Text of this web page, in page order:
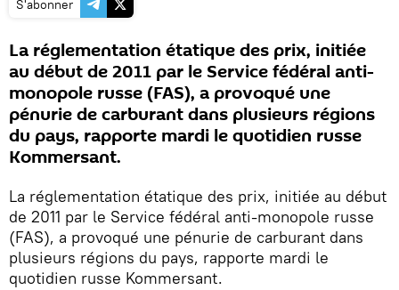
S'abonner
La réglementation étatique des prix, initiée
au début de 2011 par le Service fédéral anti-
monopole russe (FAS), a provoqué une
pénurie de carburant dans plusieurs régions
du pays, rapporte mardi le quotidien russe
Kommersant.
La réglementation étatique des prix, initiée au début
de 2011 par le Service fédéral anti-monopole russe
(FAS), a provoqué une pénurie de carburant dans
plusieurs régions du pays, rapporte mardi le
quotidien russe Kommersant.